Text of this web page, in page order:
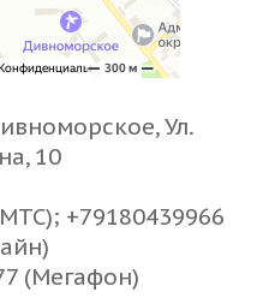
Ул.
10
+79180439966
(Мегафон)